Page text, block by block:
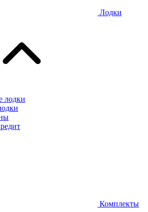
Лодки
лодки
Комплекты